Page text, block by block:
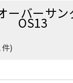
ーバーサン
OS13
)